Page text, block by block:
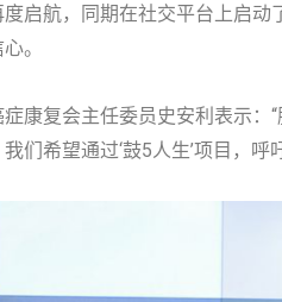
启航，同期在社交平台上启
。
康复会主任委员史安利表示：
们希望通过‘鼓5人生’项目，